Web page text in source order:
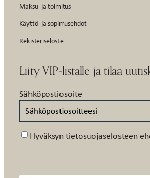
Maksu- ja toimitus
Käyttö- ja sopimusehdot
Rekisteriseloste
Liity VIP-listalle ja tilaa
Sähköpostiosoite
Suostumus
Hyväksyn tietosuojaselosteen